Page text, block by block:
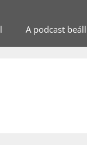
A podcast